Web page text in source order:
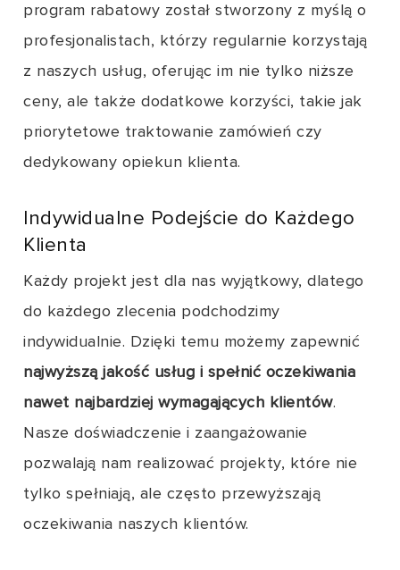
program rabatowy został stworzony z myślą o
profesjonalistach, którzy regularnie korzystają
z naszych usług, oferując im nie tylko niższe
ceny, ale także dodatkowe korzyści, takie jak
priorytetowe traktowanie zamówień czy
dedykowany opiekun klienta.
Indywidualne Podejście do Każdego
Klienta
Każdy projekt jest dla nas wyjątkowy, dlatego
do każdego zlecenia podchodzimy
indywidualnie. Dzięki temu możemy zapewnić
najwyższą jakość usług i spełnić oczekiwania
nawet najbardziej wymagających klientów.
Nasze doświadczenie i zaangażowanie
pozwalają nam realizować projekty, które nie
tylko spełniają, ale często przewyższają
oczekiwania naszych klientów.